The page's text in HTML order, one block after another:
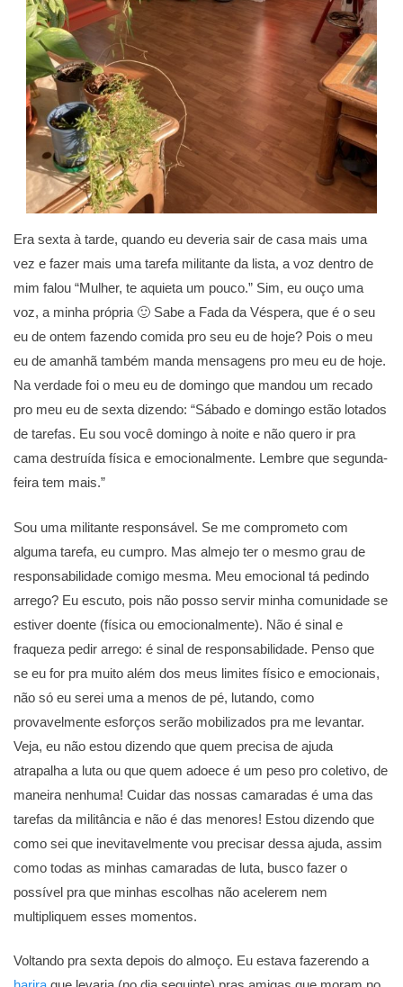
Era sexta à tarde, quando eu deveria sair de casa mais uma
vez e fazer mais uma tarefa militante da lista, a voz dentro de
mim falou “Mulher, te aquieta um pouco.” Sim, eu ouço uma
voz, a minha própria 🙂 Sabe a Fada da Véspera, que é o seu
eu de ontem fazendo comida pro seu eu de hoje? Pois o meu
eu de amanhã também manda mensagens pro meu eu de hoje.
Na verdade foi o meu eu de domingo que mandou um recado
pro meu eu de sexta dizendo: “Sábado e domingo estão lotados
de tarefas. Eu sou você domingo à noite e não quero ir pra
cama destruída física e emocionalmente. Lembre que segunda-
feira tem mais.”
Sou uma militante responsável. Se me comprometo com
alguma tarefa, eu cumpro. Mas almejo ter o mesmo grau de
responsabilidade comigo mesma. Meu emocional tá pedindo
arrego? Eu escuto, pois não posso servir minha comunidade se
estiver doente (física ou emocionalmente). Não é sinal e
fraqueza pedir arrego: é sinal de responsabilidade. Penso que
se eu for pra muito além dos meus limites físico e emocionais,
não só eu serei uma a menos de pé, lutando, como
provavelmente esforços serão mobilizados pra me levantar.
Veja, eu não estou dizendo que quem precisa de ajuda
atrapalha a luta ou que quem adoece é um peso pro coletivo, de
maneira nenhuma! Cuidar das nossas camaradas é uma das
tarefas da militância e não é das menores! Estou dizendo que
como sei que inevitavelmente vou precisar dessa ajuda, assim
como todas as minhas camaradas de luta, busco fazer o
possível pra que minhas escolhas não acelerem nem
multipliquem esses momentos.
Voltando pra sexta depois do almoço. Eu estava fazerendo a